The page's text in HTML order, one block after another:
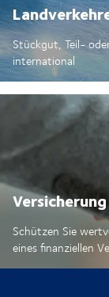
Stückgut, Teil-
international
Versicherung
Schützen Sie
eines finanziellen